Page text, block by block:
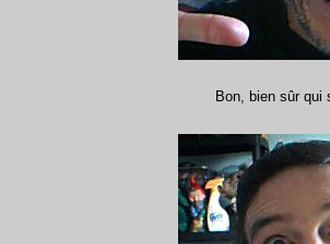
Bon, bien sûr qui